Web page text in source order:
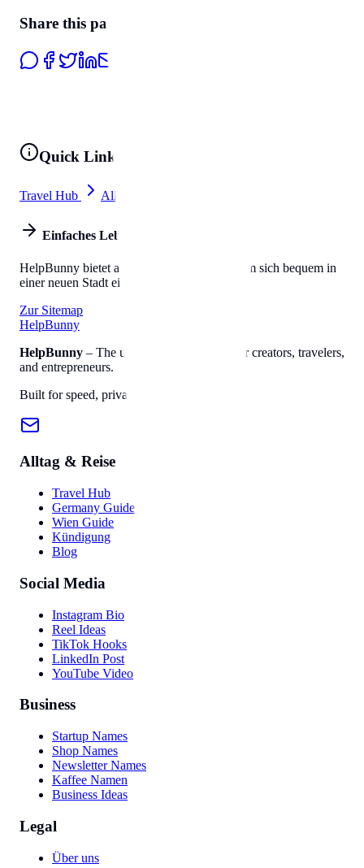
Share this page
Quick Links
Travel Hub All Tools
Einfaches Leben
HelpBunny bietet alles, was Sie brauchen, um sich bequem in
einer neuen Stadt einzuleben.
Zur Sitemap
HelpBunny
HelpBunny – The ultimate digital toolkit for creators, travelers,
and entrepreneurs.
Built for speed, privacy, and ease of use.
Alltag & Reise
Travel Hub
Germany Guide
Wien Guide
Kündigung
Blog
Social Media
Instagram Bio
Reel Ideas
TikTok Hooks
LinkedIn Post
YouTube Video
Business
Startup Names
Shop Names
Newsletter Names
Kaffee Namen
Business Ideas
Legal
Über uns